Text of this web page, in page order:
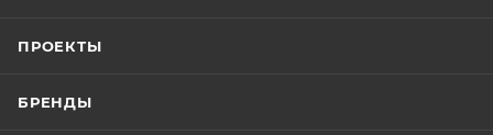
ПРОЕКТЫ
БРЕНДЫ